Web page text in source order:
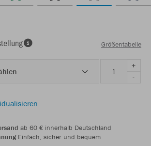
Größentabelle
+
-
ab 60 € innerhalb Deutschland
Einfach, sicher und bequem